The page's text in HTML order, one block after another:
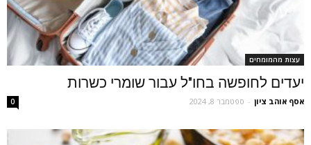
עצות מהמומחים
יעדים לחופשה בחו"ל עבור שומרי כשרות
אסף אוהב ציון - ספטמבר 8, 2024 0